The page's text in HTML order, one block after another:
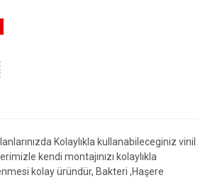
Kolaylıkla kullanabileceginiz vinil
kendi montajınızı kolaylıkla
kolay üründür, Bakteri ,Haşere